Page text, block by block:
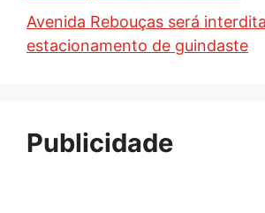
Avenida Rebouças será
estacionamento de guindaste
Publicidade